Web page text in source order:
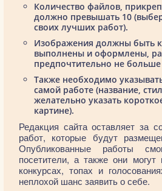
Количество файлов,
должно превышать 10
своих лучших работ).
Изображения должны быть
выполнены и оформлены,
предпочтительно не
Также необходимо
самой работе (название,
желательно указать
картине).
Редакция сайта оставляет за
работ, которые будут
Опубликованные работы
посетители, а также они могут
конкурсах, топах и
неплохой шанс заявить о себе.